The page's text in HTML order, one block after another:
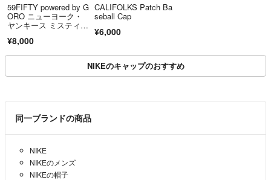
59FIFTY powered by G
ORO ニューヨーク・
ヤンキース ミスティー
ーター
¥8,000
CALIFOLKS Patch Ba
seball Cap
¥6,000
NIKEのキャップのおすすめ
同一ブランドの商品
NIKE
NIKEのメンズ
NIKEの帽子